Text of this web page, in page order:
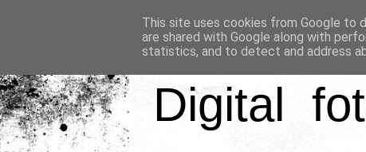
Digital
This site uses cookies from Google to
are shared with Google along with
statistics, and to detect and address